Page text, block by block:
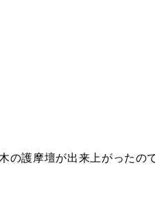
の護摩壇が出来上がったの